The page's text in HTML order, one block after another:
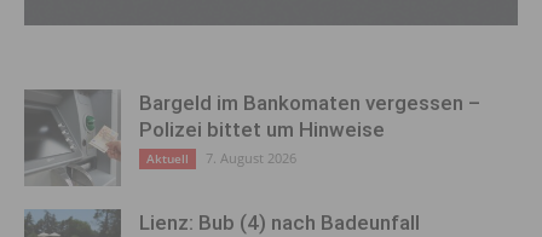
Bargeld im Bankomaten vergessen –
Polizei bittet um Hinweise
Aktuell 7. August 2026
Lienz: Bub (4) nach Badeunfall